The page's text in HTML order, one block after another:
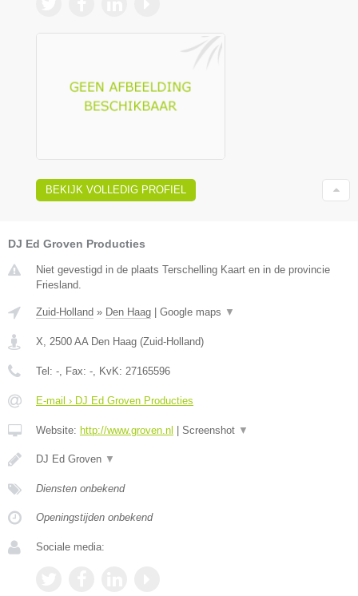
BEKIJK VOLLEDIG PROFIEL
DJ Ed Groven Producties
Niet gevestigd in de plaats Terschelling Kaart en in de provincie
Friesland.
Zuid-Holland » Den Haag Google maps ▼
X 2500 AA Den Haag (Zuid-Holland)
Tel: - , Fax: - , KvK: 27165596
E-mail › DJ Ed Groven Producties
Website: http://www.groven.nl Screenshot ▼
DJ Ed Groven ▼
Diensten onbekend
Openingstijden onbekend
Sociale media: